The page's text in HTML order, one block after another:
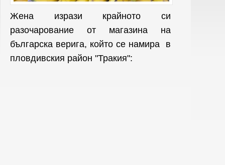
Жена изрази крайното си
разочарование от магазина на
българска верига, който се намира в
пловдивския район "Тракия":